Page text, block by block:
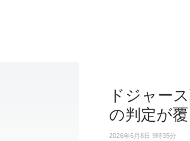
ドジャー
の判定が
2026年6月8日 9時35分